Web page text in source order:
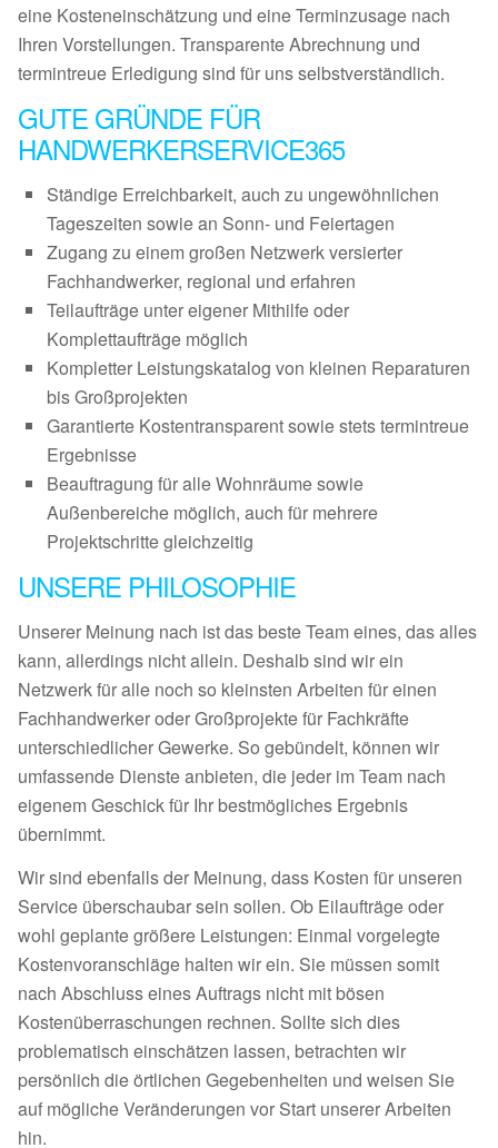
eine Kosteneinschätzung und eine Terminzusage nach
Ihren Vorstellungen. Transparente Abrechnung und
termintreue Erledigung sind für uns selbstverständlich.
GUTE GRÜNDE FÜR
HANDWERKERSERVICE365
Ständige Erreichbarkeit, auch zu ungewöhnlichen
Tageszeiten sowie an Sonn- und Feiertagen
Zugang zu einem großen Netzwerk versierter
Fachhandwerker, regional und erfahren
Teilaufträge unter eigener Mithilfe oder
Komplettaufträge möglich
Kompletter Leistungskatalog von kleinen Reparaturen
bis Großprojekten
Garantierte Kostentransparent sowie stets termintreue
Ergebnisse
Beauftragung für alle Wohnräume sowie
Außenbereiche möglich, auch für mehrere
Projektschritte gleichzeitig
UNSERE PHILOSOPHIE
Unserer Meinung nach ist das beste Team eines, das alles
kann, allerdings nicht allein. Deshalb sind wir ein
Netzwerk für alle noch so kleinsten Arbeiten für einen
Fachhandwerker oder Großprojekte für Fachkräfte
unterschiedlicher Gewerke. So gebündelt, können wir
umfassende Dienste anbieten, die jeder im Team nach
eigenem Geschick für Ihr bestmögliches Ergebnis
übernimmt.
Wir sind ebenfalls der Meinung, dass Kosten für unseren
Service überschaubar sein sollen. Ob Eilaufträge oder
wohl geplante größere Leistungen: Einmal vorgelegte
Kostenvoranschläge halten wir ein. Sie müssen somit
nach Abschluss eines Auftrags nicht mit bösen
Kostenüberraschungen rechnen. Sollte sich dies
problematisch einschätzen lassen, betrachten wir
persönlich die örtlichen Gegebenheiten und weisen Sie
auf mögliche Veränderungen vor Start unserer Arbeiten
hin.